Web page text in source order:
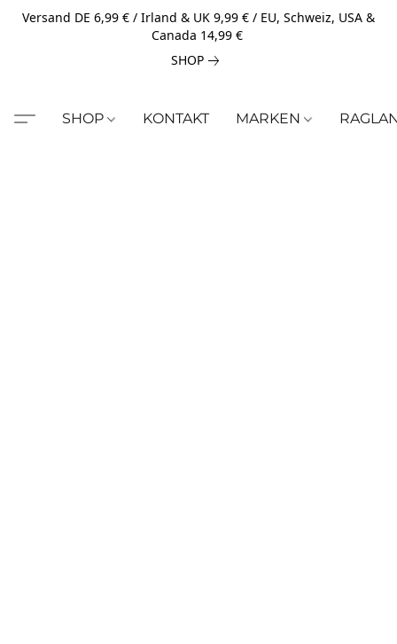
Versand DE 6,99 € / Irland & UK 9,99 € / EU, Schweiz, USA &
Canada 14,99 €
SHOP
SHOP KONTAKT MARKEN